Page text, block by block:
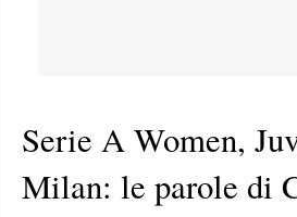
Serie A Women,
Milan: le parole di